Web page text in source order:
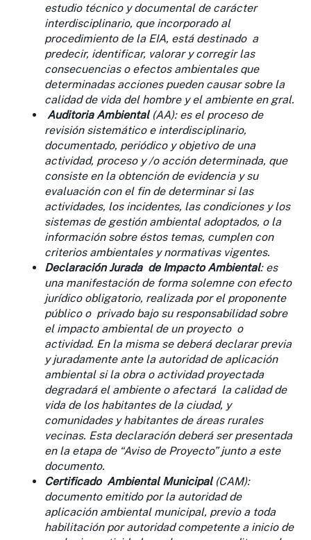
estudio técnico y documental de carácter
interdisciplinario, que incorporado al
procedimiento de la EIA, está destinado a
predecir, identificar, valorar y corregir las
consecuencias o efectos ambientales que
determinadas acciones pueden causar sobre la
calidad de vida del hombre y el ambiente en gral.
Auditoria Ambiental(AA): es el proceso de
revisión sistemático e interdisciplinario,
documentado, periódico y objetivo de una
actividad, proceso y /o acción determinada, que
consiste en la obtención de evidencia y su
evaluación con el fin de determinar si las
actividades, los incidentes, las condiciones y los
sistemas de gestión ambiental adoptados, o la
información sobre éstos temas, cumplen con
criterios ambientales y normativas vigentes.
Declaración Jurada de Impacto Ambiental: es
una manifestación de forma solemne con efecto
jurídico obligatorio, realizada por el proponente
público o privado bajo su responsabilidad sobre
el impacto ambiental de un proyecto o
actividad. En la misma se deberá declarar previa
y juradamente ante la autoridad de aplicación
ambiental si la obra o actividad proyectada
degradará el ambiente o afectará la calidad de
vida de los habitantes de la ciudad, y
comunidades y habitantes de áreas rurales
vecinas. Esta declaración deberá ser presentada
en la etapa de “Aviso de Proyecto” junto a este
documento.
Certificado Ambiental Municipal(CAM):
documento emitido por la autoridad de
aplicación ambiental municipal, previo a toda
habilitación por autoridad competente a inicio de